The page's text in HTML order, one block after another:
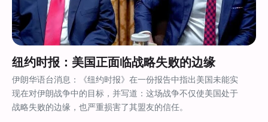
纽约时报：美国正面临战略失败的边缘
伊朗华语台消息：《纽约时报》在一份报告中指出美国未能实
现在对伊朗战争中的目标，并写道：这场战争不仅使美国处于
战略失败的边缘，也严重损害了其盟友的信任。